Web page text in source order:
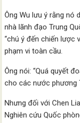
Ông Wu lưu ý rằng nó
nhà lãnh đạo Trung
“chú ý đến chiến lược
phạm vi toàn cầu.
Ông nói: “Quá quyết
cho các nước phương
Nhưng đối với Chen
Nghiên cứu Quốc